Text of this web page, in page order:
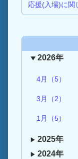
応援(入場)に関
2026年
4月（5）
3月（2）
1月（5）
2025年
2024年